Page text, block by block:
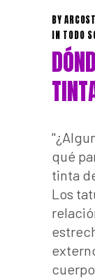
BY
IN TODO
qué
tinta
Los